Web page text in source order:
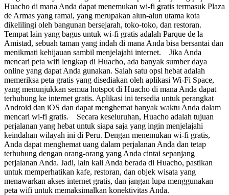
Huacho di mana Anda dapat menemukan wi-fi gratis termasuk Plaza
de Armas yang ramai, yang merupakan alun-alun utama kota
dikelilingi oleh bangunan bersejarah, toko-toko, dan restoran.
Tempat lain yang bagus untuk wi-fi gratis adalah Parque de la
Amistad, sebuah taman yang indah di mana Anda bisa bersantai dan
menikmati kehijauan sambil menjelajahi internet. Jika Anda
mencari peta wifi lengkap di Huacho, ada banyak sumber daya
online yang dapat Anda gunakan. Salah satu opsi hebat adalah
memeriksa peta gratis yang disediakan oleh aplikasi Wi-Fi Space,
yang menunjukkan semua hotspot di Huacho di mana Anda dapat
terhubung ke internet gratis. Aplikasi ini tersedia untuk perangkat
Android dan iOS dan dapat menghemat banyak waktu Anda dalam
mencari wi-fi gratis. Secara keseluruhan, Huacho adalah tujuan
perjalanan yang hebat untuk siapa saja yang ingin menjelajahi
keindahan wilayah ini di Peru. Dengan menemukan wi-fi gratis,
Anda dapat menghemat uang dalam perjalanan Anda dan tetap
terhubung dengan orang-orang yang Anda cintai sepanjang
perjalanan Anda. Jadi, lain kali Anda berada di Huacho, pastikan
untuk memperhatikan kafe, restoran, dan objek wisata yang
menawarkan akses internet gratis, dan jangan lupa menggunakan
peta wifi untuk memaksimalkan konektivitas Anda.